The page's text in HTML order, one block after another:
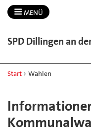
MENÜ
SPD Dillingen an
Start › Wahlen